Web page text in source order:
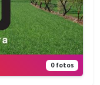
0 fotos